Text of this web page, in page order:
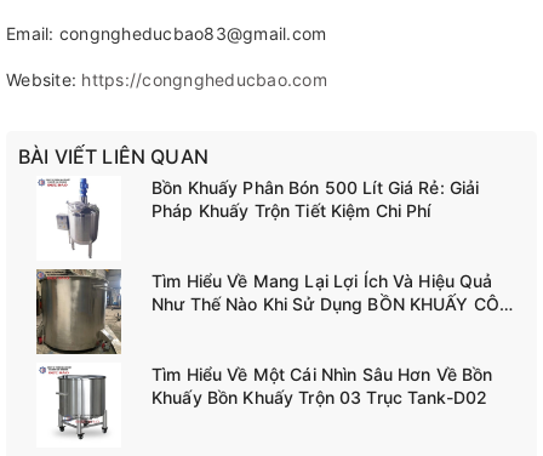
Email: congngheducbao83@gmail.com
Website: https://congngheducbao.com
BÀI VIẾT LIÊN QUAN
Bồn Khuấy Phân Bón 500 Lít Giá Rẻ: Giải
Pháp Khuấy Trộn Tiết Kiệm Chi Phí
Tìm Hiểu Về Mang Lại Lợi Ích Và Hiệu Quả
Như Thế Nào Khi Sử Dụng BỒN KHUẤY CÔNG
Tìm Hiểu Về Một Cái Nhìn Sâu Hơn Về Bồn
Khuấy Bồn Khuấy Trộn 03 Trục Tank-D02